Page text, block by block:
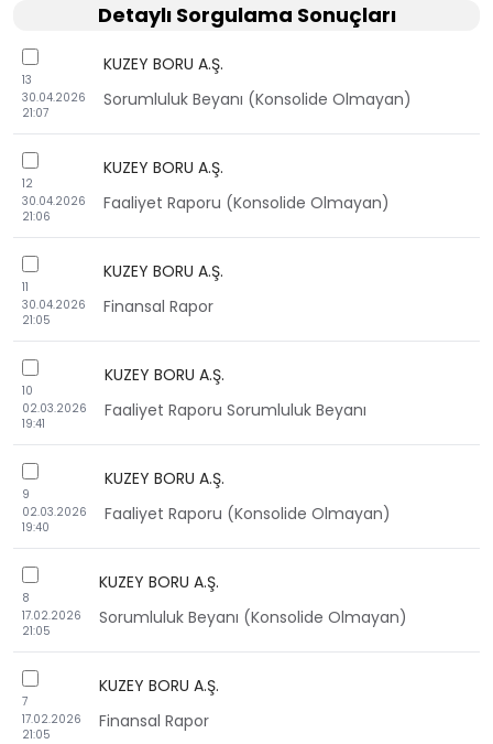
Detaylı Sorgulama Sonuçları
checkbox
13
30.04.2026
21:07
KUZEY BORU A.Ş.
Sorumluluk Beyanı (Konsolide Olmayan)
checkbox
12
30.04.2026
21:06
KUZEY BORU A.Ş.
Faaliyet Raporu (Konsolide Olmayan)
checkbox
11
30.04.2026
21:05
KUZEY BORU A.Ş.
Finansal Rapor
checkbox
10
02.03.2026
19:41
KUZEY BORU A.Ş.
Faaliyet Raporu Sorumluluk Beyanı
checkbox
9
02.03.2026
19:40
KUZEY BORU A.Ş.
Faaliyet Raporu (Konsolide Olmayan)
checkbox
8
17.02.2026
21:05
KUZEY BORU A.Ş.
Sorumluluk Beyanı (Konsolide Olmayan)
checkbox
7
17.02.2026
21:05
KUZEY BORU A.Ş.
Finansal Rapor